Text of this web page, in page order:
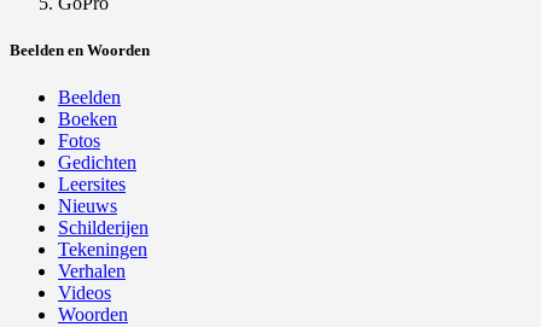
Beelden en Woorden
Beelden
Boeken
Fotos
Gedichten
Leersites
Nieuws
Schilderijen
Tekeningen
Verhalen
Videos
Woorden